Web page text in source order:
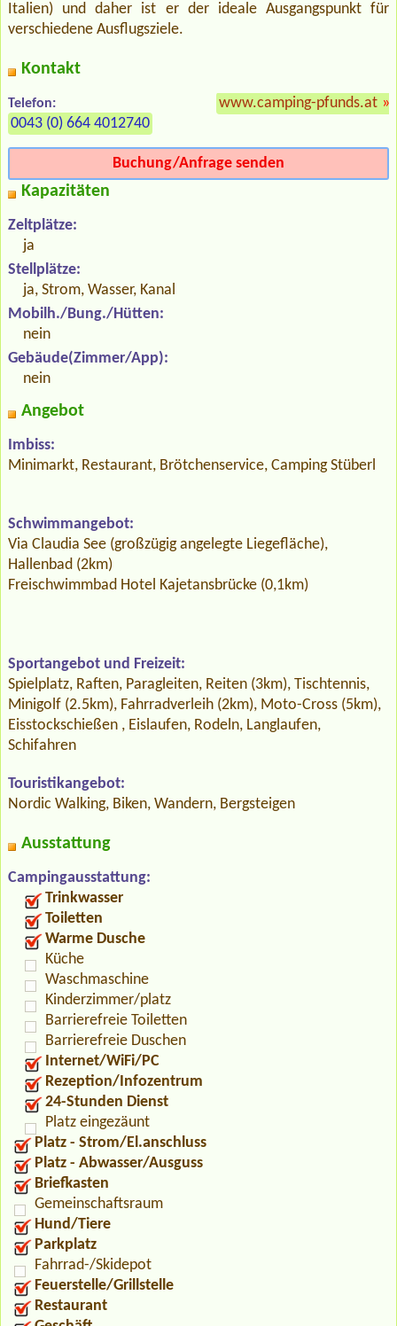
Italien) und daher ist er der ideale Ausgangspunkt für
verschiedene Ausflugsziele.
Kontakt
Telefon:
0043 (0) 664 4012740
www.camping-pfunds.at »
Buchung/Anfrage senden
Kapazitäten
Zeltplätze:
ja
Stellplätze:
ja, Strom, Wasser, Kanal
Mobilh./Bung./Hütten:
nein
Gebäude(Zimmer/App):
nein
Angebot
Imbiss:
Minimarkt, Restaurant, Brötchenservice, Camping Stüberl
Schwimmangebot:
Via Claudia See (großzügig angelegte Liegefläche),
Hallenbad (2km)
Freischwimmbad Hotel Kajetansbrücke (0,1km)
Sportangebot und Freizeit:
Spielplatz, Raften, Paragleiten, Reiten (3km), Tischtennis,
Minigolf (2.5km), Fahrradverleih (2km), Moto-Cross (5km),
Eisstockschießen , Eislaufen, Rodeln, Langlaufen,
Schifahren
Touristikangebot:
Nordic Walking, Biken, Wandern, Bergsteigen
Ausstattung
Campingausstattung:
Trinkwasser
Toiletten
Warme Dusche
Küche
Waschmaschine
Kinderzimmer/platz
Barrierefreie Toiletten
Barrierefreie Duschen
Internet/WiFi/PC
Rezeption/Infozentrum
24-Stunden Dienst
Platz eingezäunt
Platz - Strom/El.anschluss
Platz - Abwasser/Ausguss
Briefkasten
Gemeinschaftsraum
Hund/Tiere
Parkplatz
Fahrrad-/Skidepot
Feuerstelle/Grillstelle
Restaurant